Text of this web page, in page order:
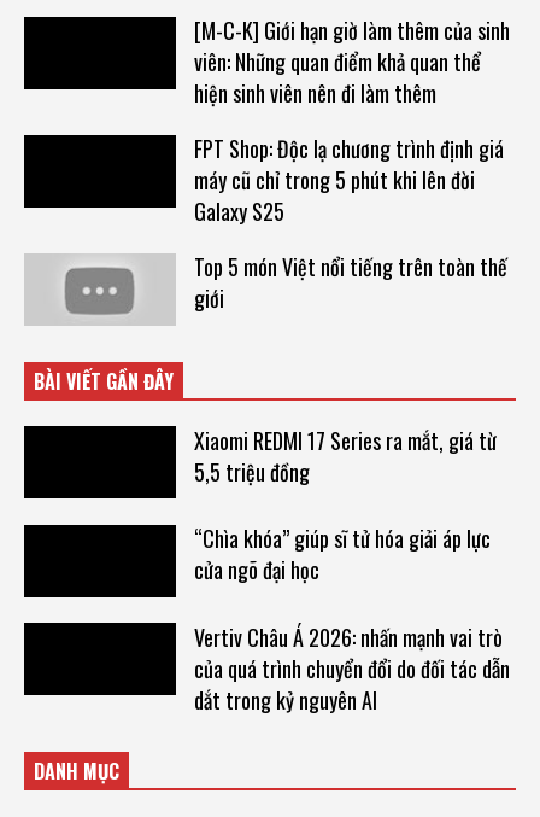
[M-C-K] Giới hạn giờ làm thêm của sinh
viên: Những quan điểm khả quan thể
hiện sinh viên nên đi làm thêm
FPT Shop: Độc lạ chương trình định giá
máy cũ chỉ trong 5 phút khi lên đời
Galaxy S25
Top 5 món Việt nổi tiếng trên toàn thế
giới
BÀI VIẾT GẦN ĐÂY
Xiaomi REDMI 17 Series ra mắt, giá từ
5,5 triệu đồng
“Chìa khóa” giúp sĩ tử hóa giải áp lực
cửa ngõ đại học
Vertiv Châu Á 2026: nhấn mạnh vai trò
của quá trình chuyển đổi do đối tác dẫn
dắt trong kỷ nguyên AI
DANH MỤC